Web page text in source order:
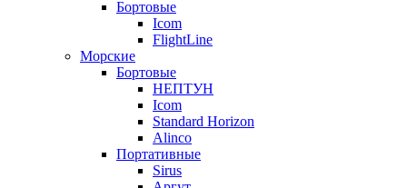
Бортовые
Icom
FlightLine
Морские
Бортовые
НЕПТУН
Icom
Standard Horizon
Alinco
Портативные
Sirus